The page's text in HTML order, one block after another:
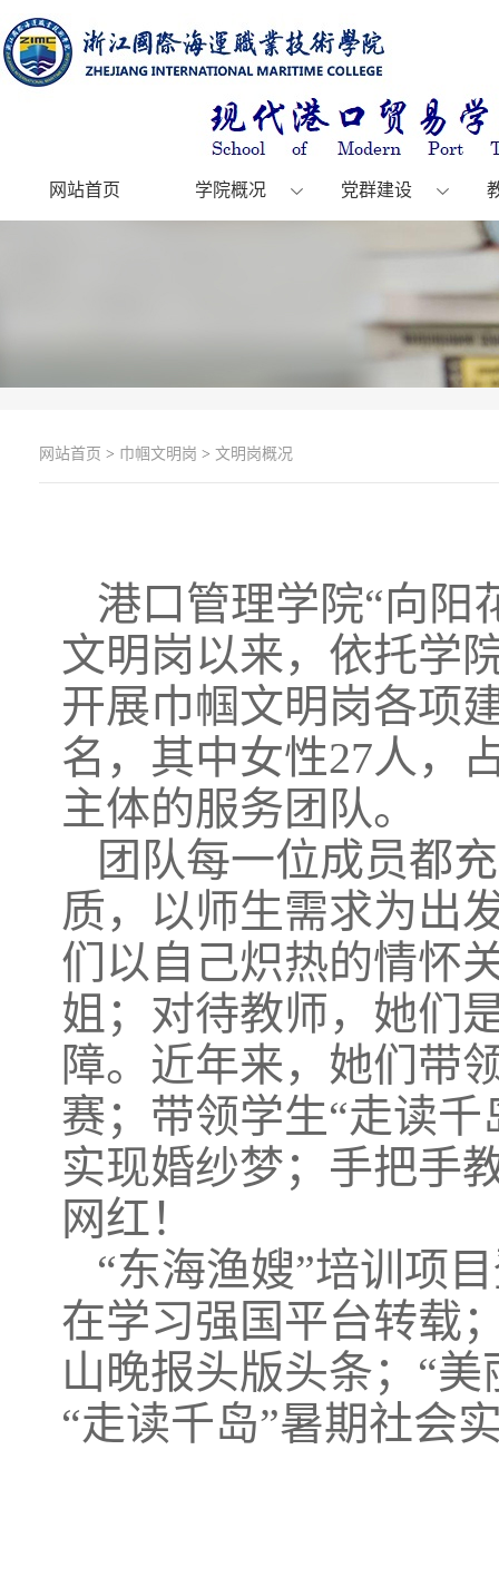
网站首页 学院概况 党群建设
网站首页 > 巾帼文明岗 > 文明岗概况
港口管理学院“向阳
文明岗以来，依托学
开展巾帼文明岗各项
名，其中女性27人，
主体的服务团队。
团队每一位成员都
质，以师生需求为出
们以自己炽热的情怀
姐；对待教师，她们
障。近年来，她们带
赛；带领学生“走读
实现婚纱梦；手把手
网红！
“东海渔嫂”培训项
在学习强国平台转载
山晚报头版头条；“
“走读千岛”暑期社会